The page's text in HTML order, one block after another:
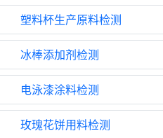
塑料杯生产原料检测
冰棒添加剂检测
电泳漆涂料检测
玫瑰花饼用料检测